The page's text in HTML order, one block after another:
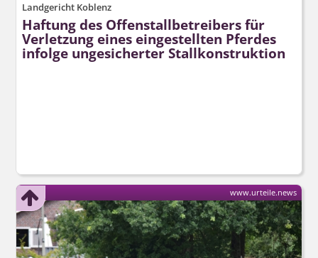
Landgericht Koblenz
Haftung des Offenstall­betreibers für
Verletzung eines eingestellten Pferdes
infolge ungesicherter Stallkonstruktion
www.urteile.news